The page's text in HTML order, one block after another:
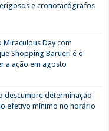
e cronotacógrafos
Miraculous Day com
Shopping Barueri é o
a ação em agosto
descumpre determinação
efetivo mínimo no horário